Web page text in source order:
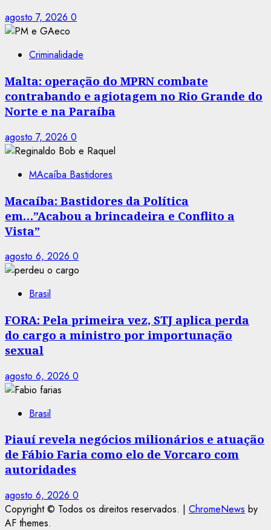
agosto 7, 2026 0
Criminalidade
Malta: operação do MPRN combate
contrabando e agiotagem no Rio Grande do
Norte e na Paraíba
agosto 7, 2026 0
MAcaíba Bastidores
Macaíba: Bastidores da Política
em…”Acabou a brincadeira e Conflito a
Vista”
agosto 6, 2026 0
Brasil
FORA: Pela primeira vez, STJ aplica perda
do cargo a ministro por importunação
sexual
agosto 6, 2026 0
Brasil
Piauí revela negócios milionários e atuação
de Fábio Faria como elo de Vorcaro com
autoridades
agosto 6, 2026 0
Copyright © Todos os direitos reservados. | ChromeNews by
AF themes.